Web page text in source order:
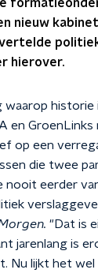
nieuw
hierover.
waarop historie
en GroenLinks
op een
die twee
nooit eerder
"Dat is
jarenlang is
Nu lijkt het wel